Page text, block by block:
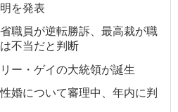
を発表
職員が逆転勝訴、最高裁が職
不当だと判断
ー・ゲイの大統領が誕生
婚について審理中、年内に判